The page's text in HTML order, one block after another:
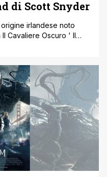
di Scott Snyder
irlandese noto
Cavaliere Oscuro ' Il
Frank Tieri e Ryan